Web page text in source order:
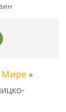
Мире »